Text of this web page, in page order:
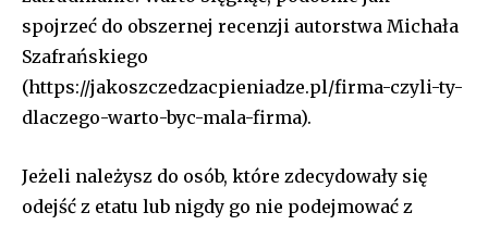
spojrzeć do obszernej recenzji autorstwa Michała
Szafrańskiego
(https://jakoszczedzacpieniadze.pl/firma-czyli-ty-
dlaczego-warto-byc-mala-firma).
Jeżeli należysz do osób, które zdecydowały się
odejść z etatu lub nigdy go nie podejmować z